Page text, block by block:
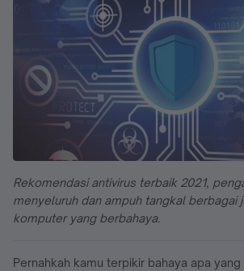
Rekomendasi antivirus terbaik 2021,
menyeluruh dan ampuh tangkal berbagai
komputer yang berbahaya.
Pernahkah kamu terpikir bahaya apa